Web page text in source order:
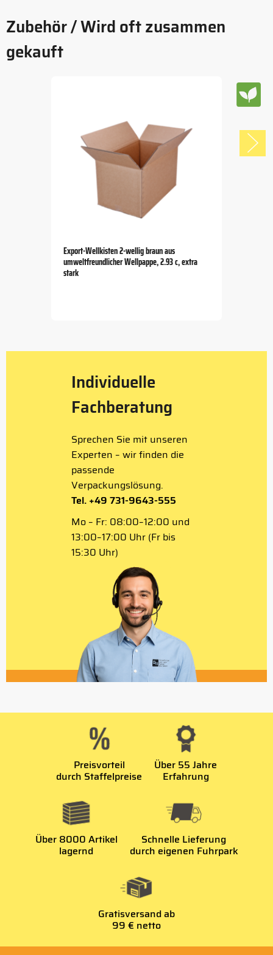
Zubehör / Wird oft zusammen
gekauft
Export-Wellkisten 2-wellig braun aus
umweltfreundlicher Wellpappe, 2.93 c, extra
stark
Individuelle
Fachberatung
Sprechen Sie mit unseren
Experten – wir finden die
passende
Verpackungslösung.
Tel. +49 731-9643-555
Mo – Fr: 08:00–12:00 und
13:00–17:00 Uhr (Fr bis
15:30 Uhr)
Preisvorteil
durch Staffelpreise
Über 55 Jahre
Erfahrung
Über 8000 Artikel
lagernd
Schnelle Lieferung
durch eigenen Fuhrpark
Gratisversand ab
99 € netto